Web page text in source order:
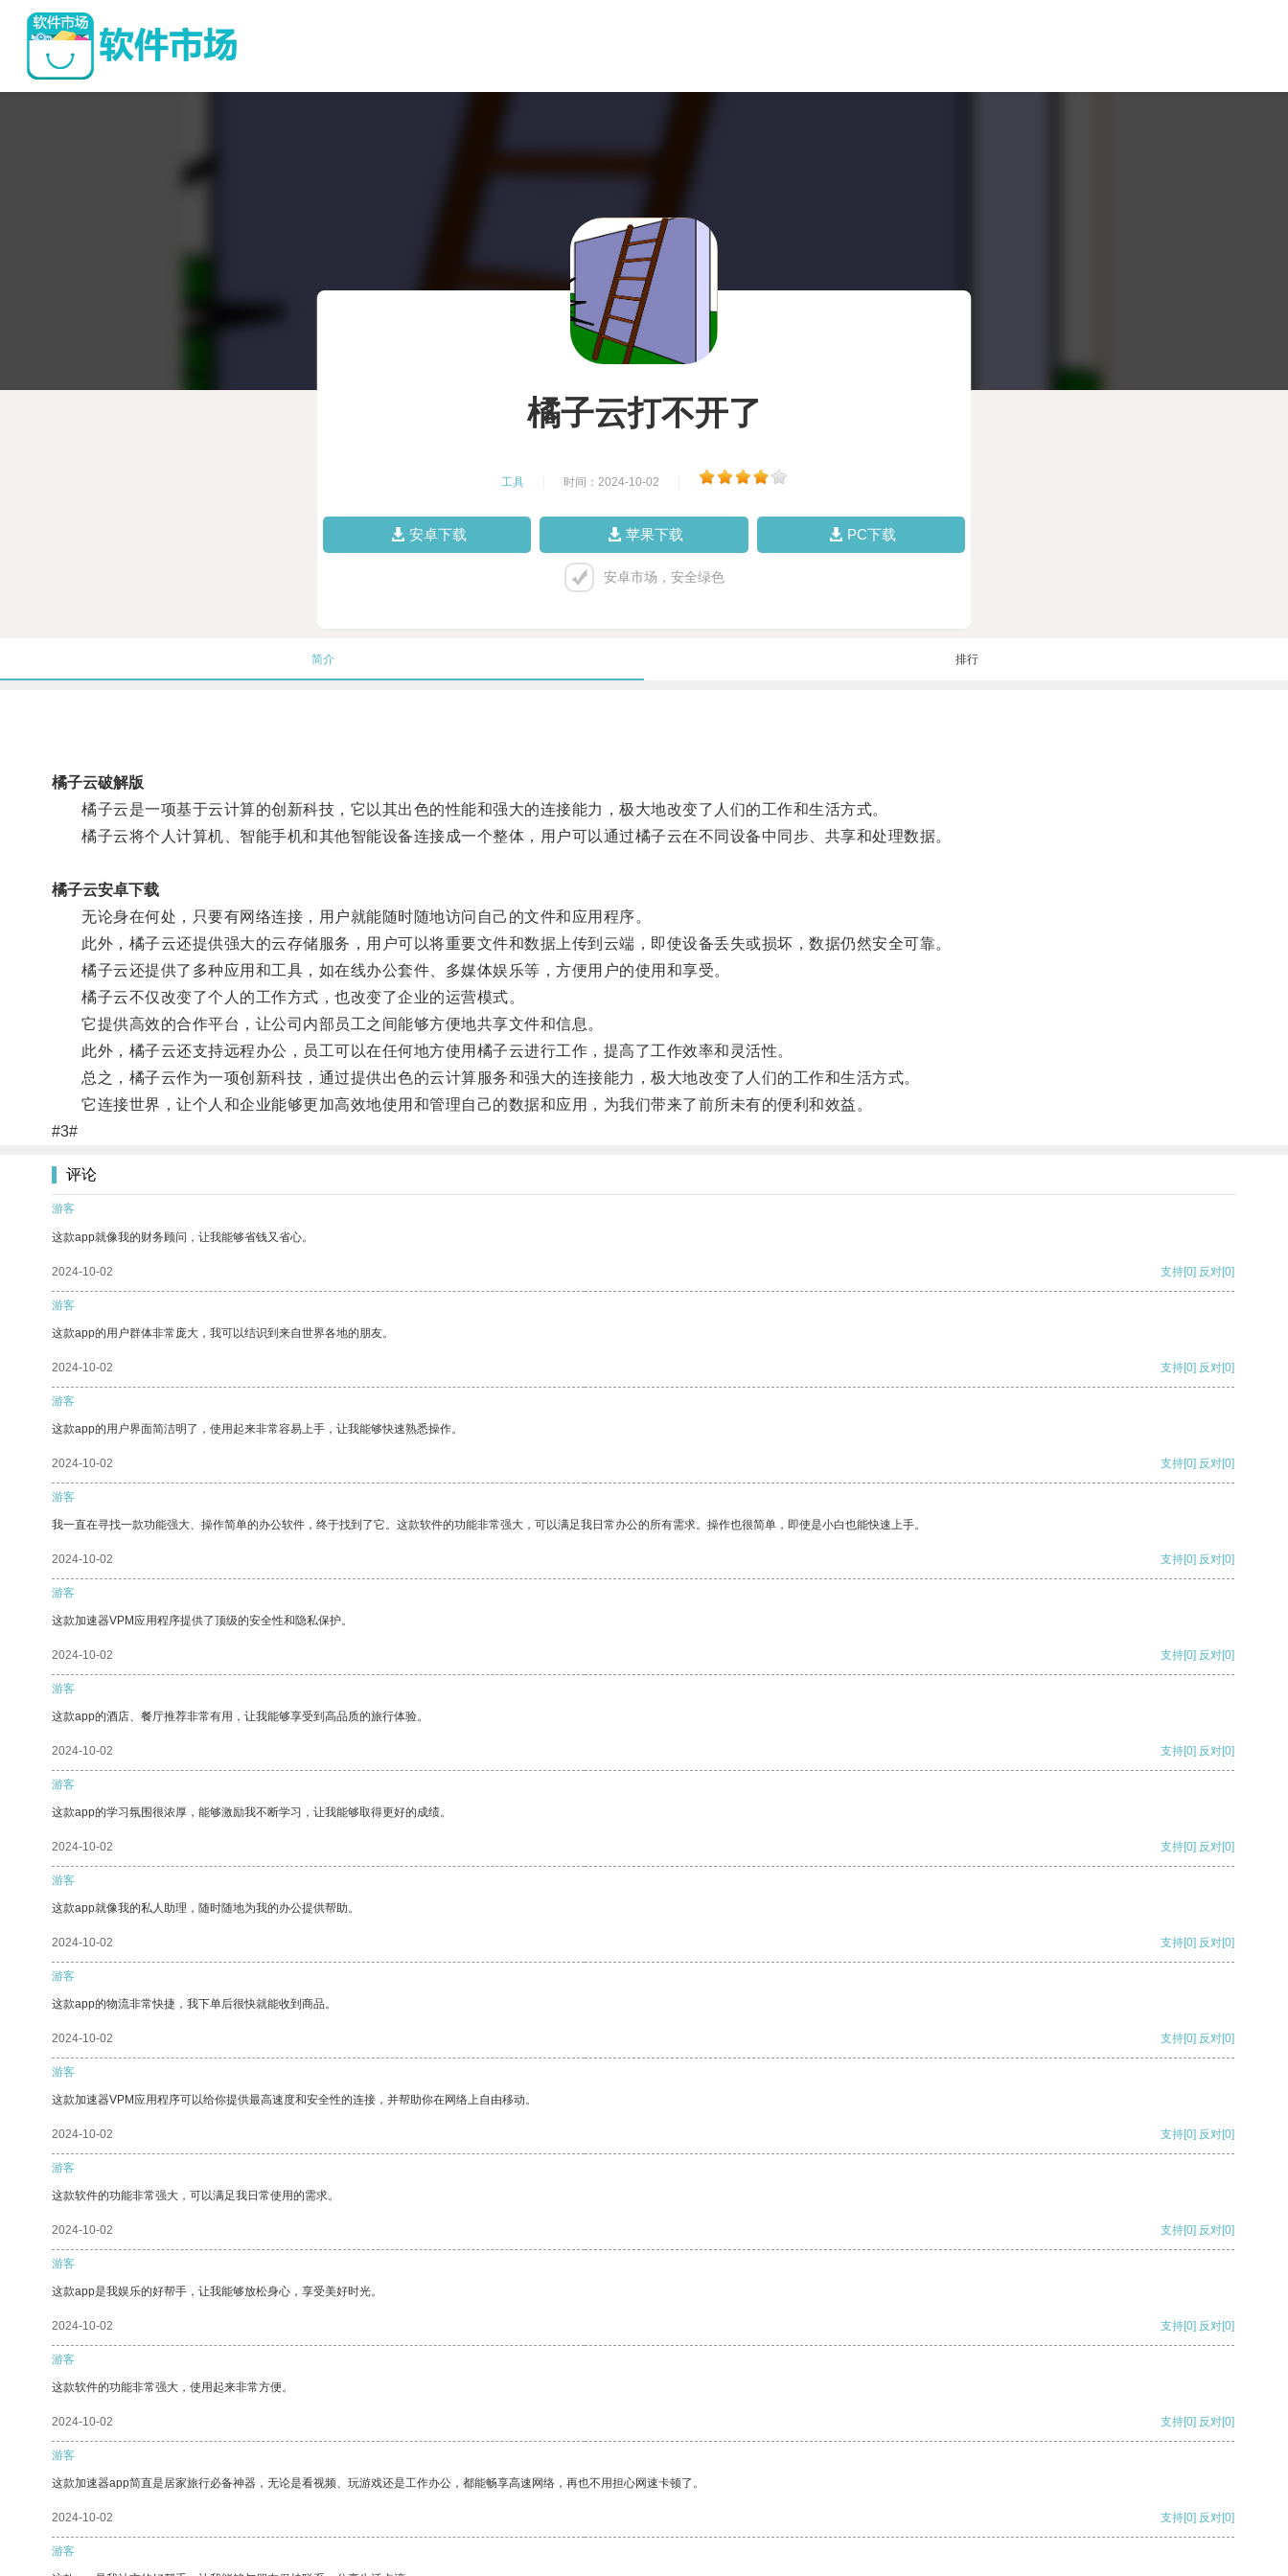
橘子云打不开了
工具 时间：2024-10-02
安卓下载 苹果下载 PC下载
安卓市场，安全绿色
简介 排行
橘子云破解版
橘子云是一项基于云计算的创新科技，它以其出色的性能和强大的连接能力，极大地改变了人们的工作和生活方式。
橘子云将个人计算机、智能手机和其他智能设备连接成一个整体，用户可以通过橘子云在不同设备中同步、共享和处理数据。
橘子云安卓下载
无论身在何处，只要有网络连接，用户就能随时随地访问自己的文件和应用程序。
此外，橘子云还提供强大的云存储服务，用户可以将重要文件和数据上传到云端，即使设备丢失或损坏，数据仍然安全可靠。
橘子云还提供了多种应用和工具，如在线办公套件、多媒体娱乐等，方便用户的使用和享受。
橘子云不仅改变了个人的工作方式，也改变了企业的运营模式。
它提供高效的合作平台，让公司内部员工之间能够方便地共享文件和信息。
此外，橘子云还支持远程办公，员工可以在任何地方使用橘子云进行工作，提高了工作效率和灵活性。
总之，橘子云作为一项创新科技，通过提供出色的云计算服务和强大的连接能力，极大地改变了人们的工作和生活方式。
它连接世界，让个人和企业能够更加高效地使用和管理自己的数据和应用，为我们带来了前所未有的便利和效益。
#3#
评论
游客
这款app就像我的财务顾问，让我能够省钱又省心。
2024-10-02 支持[0] 反对[0]
游客
这款app的用户群体非常庞大，我可以结识到来自世界各地的朋友。
2024-10-02 支持[0] 反对[0]
游客
这款app的用户界面简洁明了，使用起来非常容易上手，让我能够快速熟悉操作。
2024-10-02 支持[0] 反对[0]
游客
我一直在寻找一款功能强大、操作简单的办公软件，终于找到了它。这款软件的功能非常强大，可以满足我日常办公的所有需求。操作也很简单，即使是小白也能快速上手。
2024-10-02 支持[0] 反对[0]
游客
这款加速器VPM应用程序提供了顶级的安全性和隐私保护。
2024-10-02 支持[0] 反对[0]
游客
这款app的酒店、餐厅推荐非常有用，让我能够享受到高品质的旅行体验。
2024-10-02 支持[0] 反对[0]
游客
这款app的学习氛围很浓厚，能够激励我不断学习，让我能够取得更好的成绩。
2024-10-02 支持[0] 反对[0]
游客
这款app就像我的私人助理，随时随地为我的办公提供帮助。
2024-10-02 支持[0] 反对[0]
游客
这款app的物流非常快捷，我下单后很快就能收到商品。
2024-10-02 支持[0] 反对[0]
游客
这款加速器VPM应用程序可以给你提供最高速度和安全性的连接，并帮助你在网络上自由移动。
2024-10-02 支持[0] 反对[0]
游客
这款软件的功能非常强大，可以满足我日常使用的需求。
2024-10-02 支持[0] 反对[0]
游客
这款app是我娱乐的好帮手，让我能够放松身心，享受美好时光。
2024-10-02 支持[0] 反对[0]
游客
这款软件的功能非常强大，使用起来非常方便。
2024-10-02 支持[0] 反对[0]
游客
这款加速器app简直是居家旅行必备神器，无论是看视频、玩游戏还是工作办公，都能畅享高速网络，再也不用担心网速卡顿了。
2024-10-02 支持[0] 反对[0]
游客